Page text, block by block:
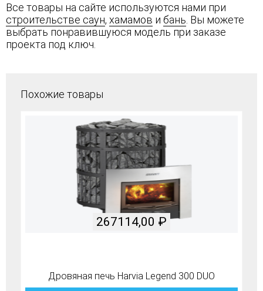
Все товары на сайте используются нами при
строительстве саун, хамамов и бань . Вы можете
выбрать понравившуюся модель при заказе
проекта под ключ.
Похожие товары
Дровяная печь Harvia Legend 300 DUO
267114,00 ₽